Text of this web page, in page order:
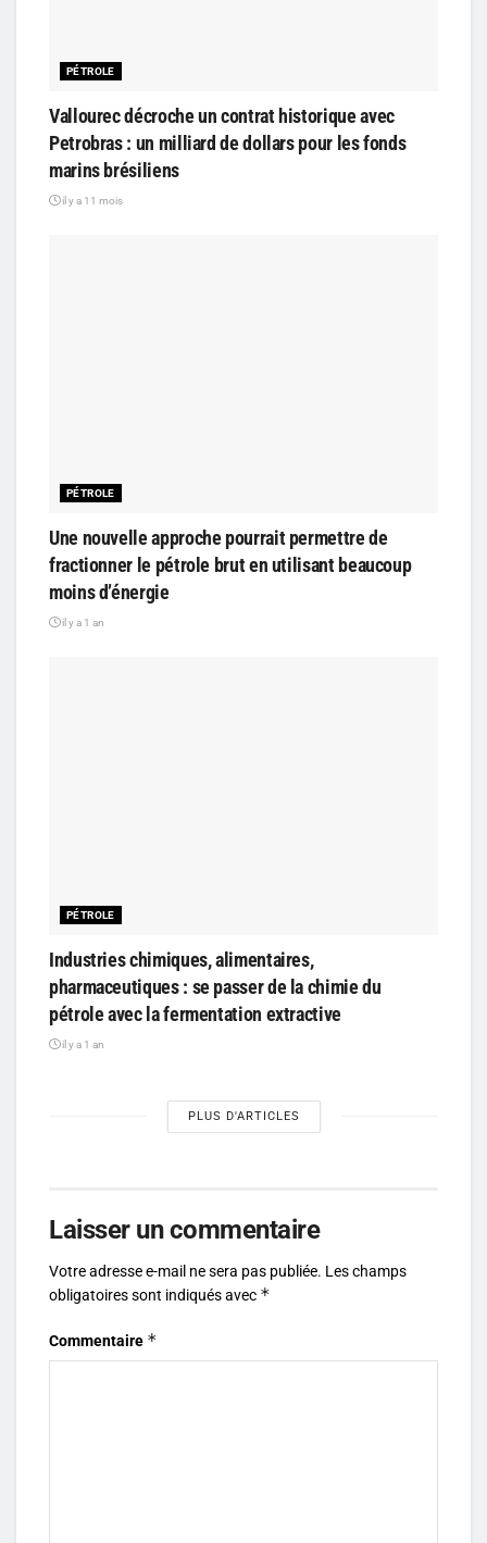
PÉTROLE
Vallourec décroche un contrat historique avec
Petrobras : un milliard de dollars pour les fonds
marins brésiliens
il y a 11 mois
PÉTROLE
Une nouvelle approche pourrait permettre de
fractionner le pétrole brut en utilisant beaucoup
moins d’énergie
il y a 1 an
PÉTROLE
Industries chimiques, alimentaires,
pharmaceutiques : se passer de la chimie du
pétrole avec la fermentation extractive
il y a 1 an
PLUS D'ARTICLES
Laisser un commentaire
Votre adresse e-mail ne sera pas publiée. Les champs
obligatoires sont indiqués avec *
Commentaire *